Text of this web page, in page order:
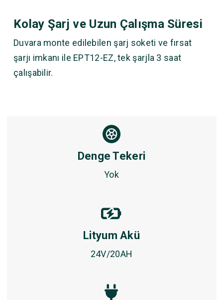
Kolay Şarj ve Uzun Çalışma Süresi
Duvara monte edilebilen şarj soketi ve fırsat
şarjı imkanı ile EPT12-EZ, tek şarjla 3 saat
çalışabilir.
Denge Tekeri
Yok
Lityum Akü
24V/20AH